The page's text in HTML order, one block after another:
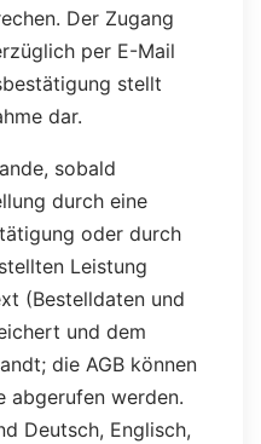
Der Zugang
per E-Mail
stellt
dar.
sobald
durch eine
oder durch
Leistung
(Bestelldaten und
und dem
die AGB können
abgerufen werden.
Deutsch, Englisch,